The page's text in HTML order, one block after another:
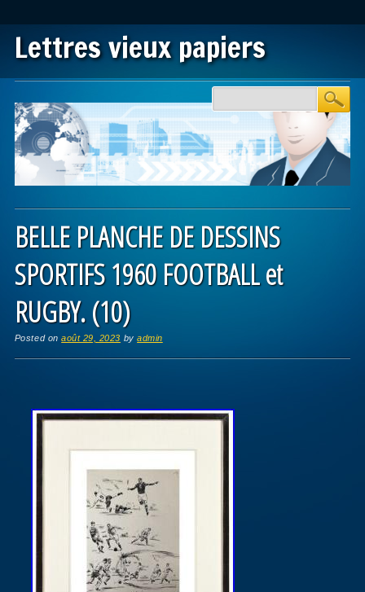
Lettres vieux papiers
Main menu
BELLE PLANCHE DE DESSINS
SPORTIFS 1960 FOOTBALL et
RUGBY. (10)
Posted onaoût 29, 2023 byadmin